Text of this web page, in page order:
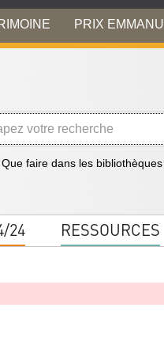
PRIX
Que faire dans les
24 RESSOURCES